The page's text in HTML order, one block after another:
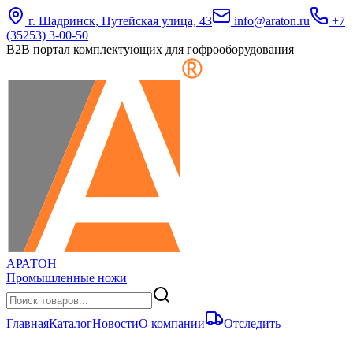
г. Шадринск, Путейская улица, 43 info@araton.ru
+7
(35253) 3-00-50
B2B портал комплектующих для гофрооборудования
АРАТОН
Промышленные ножи
ГлавнаяКаталогНовостиО компании Отследить